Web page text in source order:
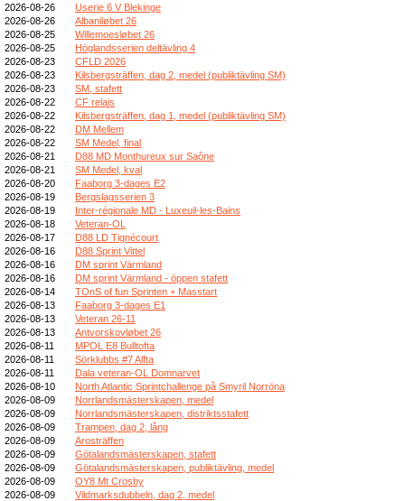
2026-08-26
Userie 6 V Blekinge
2026-08-26
Albaniløbet 26
2026-08-25
Willemoesløbet 26
2026-08-25
Höglandsserien deltävling 4
2026-08-23
CFLD 2026
2026-08-23
Kilsbergsträffen, dag 2, medel (publiktävling SM)
2026-08-23
SM, stafett
2026-08-22
CF relais
2026-08-22
Kilsbergsträffen, dag 1, medel (publiktävling SM)
2026-08-22
DM Mellem
2026-08-22
SM Medel, final
2026-08-21
D88 MD Monthureux sur Saône
2026-08-21
SM Medel, kval
2026-08-20
Faaborg 3-dages E2
2026-08-19
Bergslagsserien 3
2026-08-19
Inter-régionale MD - Luxeuil-les-Bains
2026-08-18
Veteran-OL
2026-08-17
D88 LD Tignécourt
2026-08-16
D88 Sprint Vittel
2026-08-16
DM sprint Värmland
2026-08-16
DM sprint Värmland - öppen stafett
2026-08-14
TOnS of fun Sprinten + Masstart
2026-08-13
Faaborg 3-dages E1
2026-08-13
Veteran 26-11
2026-08-13
Antvorskovløbet 26
2026-08-11
MPOL E8 Bulltofta
2026-08-11
Sörklubbs #7 Alfta
2026-08-11
Dala veteran-OL Domnarvet
2026-08-10
North Atlantic Sprintchallenge på Smyril Norröna
2026-08-09
Norrlandsmästerskapen, medel
2026-08-09
Norrlandsmästerskapen, distriktsstafett
2026-08-09
Trampen, dag 2, lång
2026-08-09
Arosträffen
2026-08-09
Götalandsmästerskapen, stafett
2026-08-09
Götalandsmästerskapen, publiktävling, medel
2026-08-09
OY8 Mt Crosby
2026-08-09
Vildmarksdubbeln, dag 2, medel